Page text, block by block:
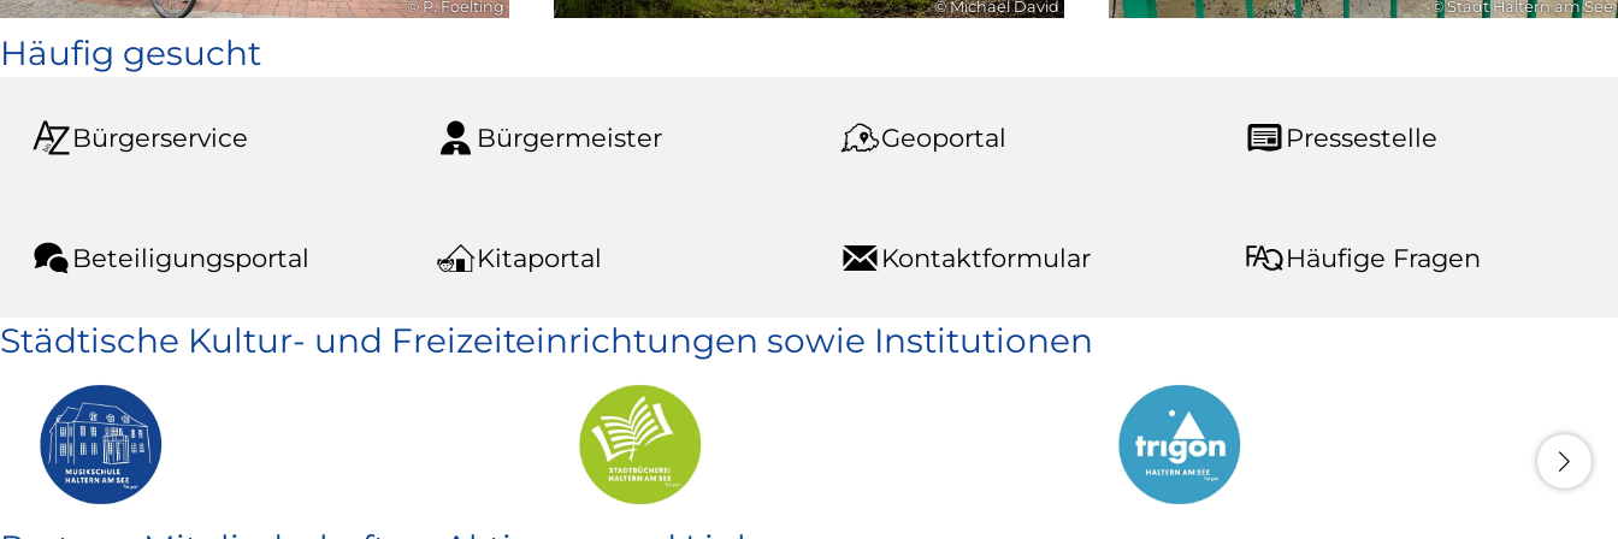
© P. Foelting © Michael David © Stadt Haltern am See
Häufig gesucht
Bürgerservice Bürgermeister Geoportal Pressestelle
Beteiligungsportal Kitaportal Kontaktformular Häufige Fragen
Städtische Kultur- und Freizeiteinrichtungen sowie Institutionen